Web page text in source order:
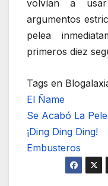
volvían a usar
argumentos
pelea
primeros diez
Tags en
El Ñame
Se Acabó La
¡Ding Ding Ding!
Embusteros